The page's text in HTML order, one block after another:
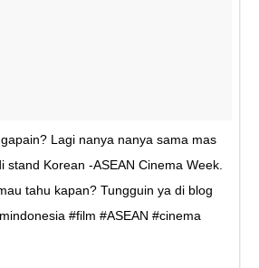
Lagi nanya nanya sama mas
stand Korean -ASEAN Cinema Week.
tahu kapan? Tungguin ya di blog
#film #ASEAN #cinema